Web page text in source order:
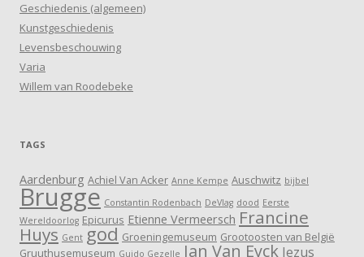
Geschiedenis (algemeen)
Kunstgeschiedenis
Levensbeschouwing
Varia
Willem van Roodebeke
TAGS
Aardenburg Achiel Van Acker Anne Kempe Auschwitz bijbel
Brugge Constantin Rodenbach DeVlag dood Eerste
Wereldoorlog Epicurus Etienne Vermeersch Francine
Huys Gent god Groeningemuseum Grootoosten van België
Gruuthusemuseum Guido Gezelle Jan Van Eyck Jezus